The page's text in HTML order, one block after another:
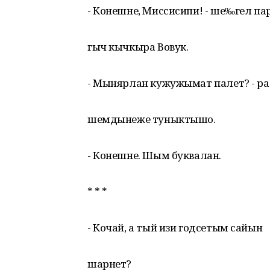
- Конешне, Миссисипи! - ше‰гел
гыч кычкыра Вовук.
- Мынярлан кужужымат палет? -
шемдынеже туныктышо.
- Конешне. Шым буквалан.
* * *
- Кочай, а тый изи годсетым сайын
шарнет?